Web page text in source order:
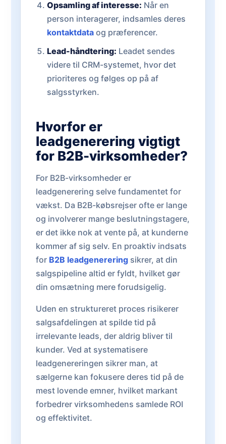
Opsamling af interesse: Når en
person interagerer, indsamles deres
kontaktdataog præferencer.
Lead-håndtering: Leadet sendes
videre til CRM-systemet, hvor det
prioriteres og følges op på af
salgsstyrken.
Hvorfor er
leadgenerering vigtigt
for B2B-virksomheder?
For B2B-virksomheder er
leadgenerering selve fundamentet for
vækst. Da B2B-købsrejser ofte er lange
og involverer mange beslutningstagere,
er det ikke nok at vente på, at kunderne
kommer af sig selv. En proaktiv indsats
for B2B leadgenerering sikrer, at din
salgspipeline altid er fyldt, hvilket gør
din omsætning mere forudsigelig.
Uden en struktureret proces risikerer
salgsafdelingen at spilde tid på
irrelevante leads, der aldrig bliver til
kunder. Ved at systematisere
leadgenereringen sikrer man, at
sælgerne kan fokusere deres tid på de
mest lovende emner, hvilket markant
forbedrer virksomhedens samlede ROI
og effektivitet.